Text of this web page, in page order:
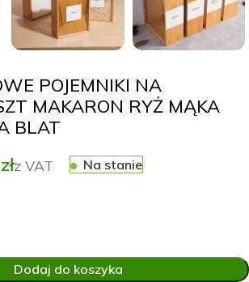
POJEMNIKI NA
MAKARON RYŻ MĄKA
BLAT
zł Na stanie
Dodaj do koszyka